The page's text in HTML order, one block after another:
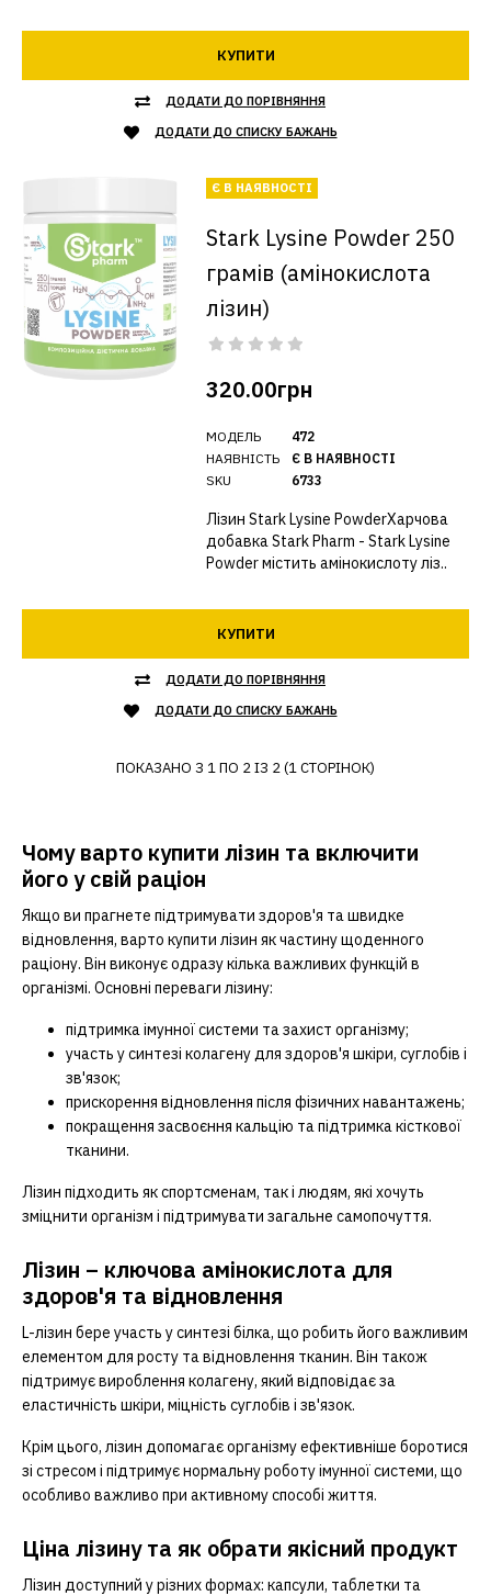
КУПИТИ
ДОДАТИ ДО ПОРІВНЯННЯ
ДОДАТИ ДО СПИСКУ БАЖАНЬ
Є В НАЯВНОСТІ
Stark Lysine Powder 250
грамів (амінокислота
лізин)
320.00грн
МОДЕЛЬ
НАЯВНІСТЬ
SKU
472
Є В НАЯВНОСТІ
6733
Лізин Stark Lysine PowderХарчова
добавка Stark Pharm - Stark Lysine
Powder містить амінокислоту ліз..
КУПИТИ
ДОДАТИ ДО ПОРІВНЯННЯ
ДОДАТИ ДО СПИСКУ БАЖАНЬ
ПОКАЗАНО З 1 ПО 2 ІЗ 2 (1 СТОРІНОК)
Чому варто купити лізин та включити
його у свій раціон
Якщо ви прагнете підтримувати здоров'я та швидке
відновлення, варто купити лізин як частину щоденного
раціону. Він виконує одразу кілька важливих функцій в
організмі. Основні переваги лізину:
підтримка імунної системи та захист організму;
участь у синтезі колагену для здоров'я шкіри, суглобів і
зв'язок;
прискорення відновлення після фізичних навантажень;
покращення засвоєння кальцію та підтримка кісткової
тканини.
Лізин підходить як спортсменам, так і людям, які хочуть
зміцнити організм і підтримувати загальне самопочуття.
Лізин – ключова амінокислота для
здоров'я та відновлення
L-лізин бере участь у синтезі білка, що робить його важливим
елементом для росту та відновлення тканин. Він також
підтримує вироблення колагену, який відповідає за
еластичність шкіри, міцність суглобів і зв'язок.
Крім цього, лізин допомагає організму ефективніше боротися
зі стресом і підтримує нормальну роботу імунної системи, що
особливо важливо при активному способі життя.
Ціна лізину та як обрати якісний продукт
Лізин доступний у різних формах: капсули, таблетки та